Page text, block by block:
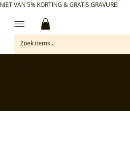
VAN 5% KORTING & GRATIS GRAVURE!